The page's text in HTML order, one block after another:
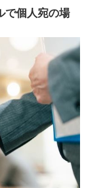
で個人宛の場